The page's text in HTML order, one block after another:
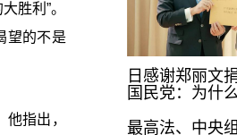
胜利”。
望的不是
指出，
日感谢郑丽文
国民党：为什
最高法、中央